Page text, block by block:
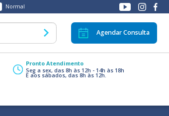
Normal
Agendar Consulta
Pronto Atendimento
Seg a sex, das 8h às 12h - 14h às 18h
E aos sábados, das 8h às 12h.